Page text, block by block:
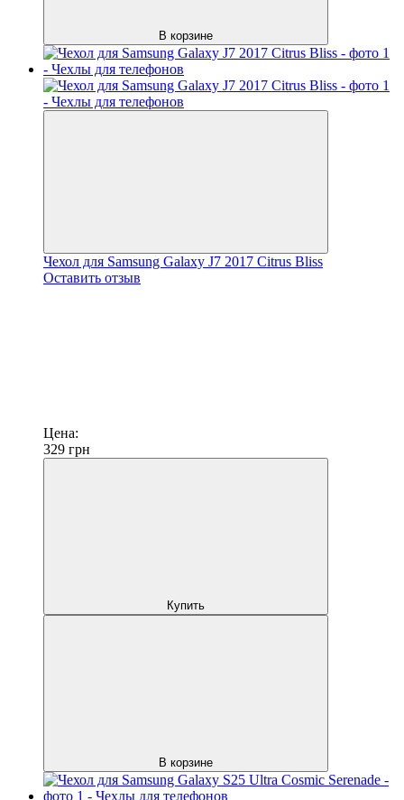
В корзине
Чехол для Samsung Galaxy J7 2017 Citrus Bliss
Оставить отзыв
Цена:
329 грн
Купить
В корзине